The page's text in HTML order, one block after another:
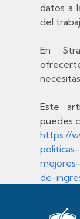
datos a
del
En
necesitas.
Este
puedes
https://
de-